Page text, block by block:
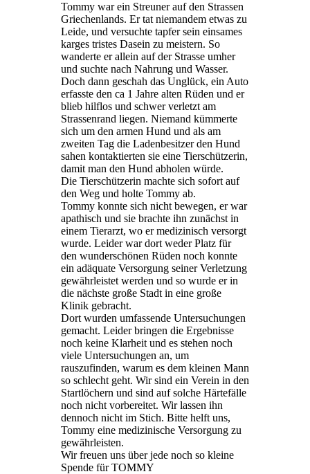
Tommy war ein Streuner auf den Strassen
Griechenlands. Er tat niemandem etwas zu
Leide, und versuchte tapfer sein einsames
karges tristes Dasein zu meistern. So
wanderte er allein auf der Strasse umher
und suchte nach Nahrung und Wasser.
Doch dann geschah das Unglück, ein Auto
erfasste den ca 1 Jahre alten Rüden und er
blieb hilflos und schwer verletzt am
Strassenrand liegen. Niemand kümmerte
sich um den armen Hund und als am
zweiten Tag die Ladenbesitzer den Hund
sahen kontaktierten sie eine Tierschützerin,
damit man den Hund abholen würde.
Die Tierschützerin machte sich sofort auf
den Weg und holte Tommy ab.
Tommy konnte sich nicht bewegen, er war
apathisch und sie brachte ihn zunächst in
einem Tierarzt, wo er medizinisch versorgt
wurde. Leider war dort weder Platz für
den wunderschönen Rüden noch konnte
ein adäquate Versorgung seiner Verletzung
gewährleistet werden und so wurde er in
die nächste große Stadt in eine große
Klinik gebracht.
Dort wurden umfassende Untersuchungen
gemacht. Leider bringen die Ergebnisse
noch keine Klarheit und es stehen noch
viele Untersuchungen an, um
rauszufinden, warum es dem kleinen Mann
so schlecht geht. Wir sind ein Verein in den
Startlöchern und sind auf solche Härtefälle
noch nicht vorbereitet. Wir lassen ihn
dennoch nicht im Stich. Bitte helft uns,
Tommy eine medizinische Versorgung zu
gewährleisten.
Wir freuen uns über jede noch so kleine
Spende für TOMMY